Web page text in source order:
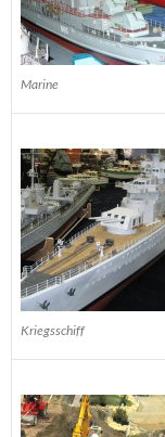
Marine
Kriegsschiff